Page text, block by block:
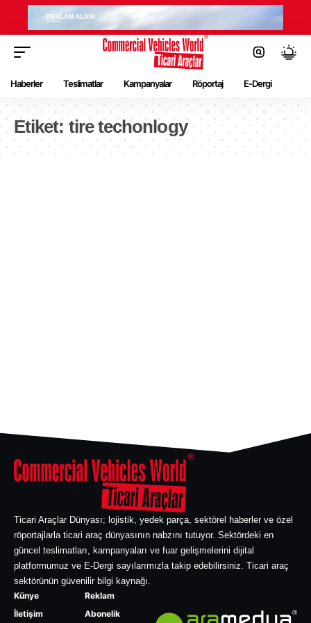
Haberler Teslimatlar Kampanyalar Röportaj E-Dergi
Etiket: tire techonlogy
Ticari Araçlar Dünyası; lojistik, yedek parça, sektörel haberler ve özel
röportajlarla ticari araç dünyasının nabzını tutuyor. Sektördeki en
güncel teslimatları, kampanyaları ve fuar gelişmelerini dijital
platformumuz ve E-Dergi sayılarımızla takip edebilirsiniz. Ticari araç
sektörünün güvenilir bilgi kaynağı.
Künye
İletişim
Reklam
Abonelik